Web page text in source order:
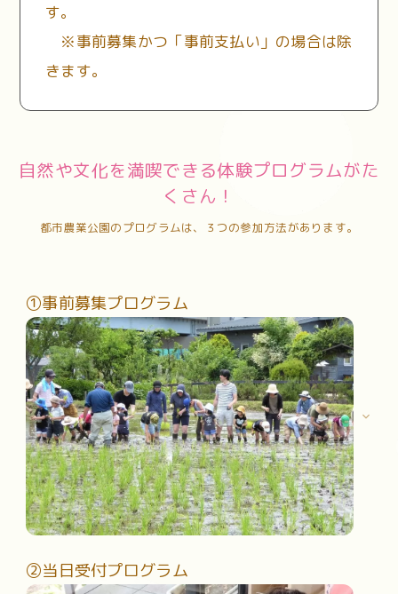
す。
※事前募集かつ「事前支払い」の場合は除
きます。
自然や文化を満喫できる体験プログラムがた
くさん！
都市農業公園のプログラムは、３つの参加方法があります。
①事前募集プログラム
事前に申込が必要となる「事前募集プログラム」
②当日受付プログラム